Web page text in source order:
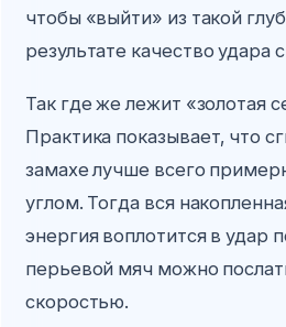
чтобы «выйти» из такой
результате качество удара
Так где же лежит «золотая
Практика показывает, что
замахе лучше всего
углом. Тогда вся
энергия воплотится в удар
перьевой мяч можно
скоростью.